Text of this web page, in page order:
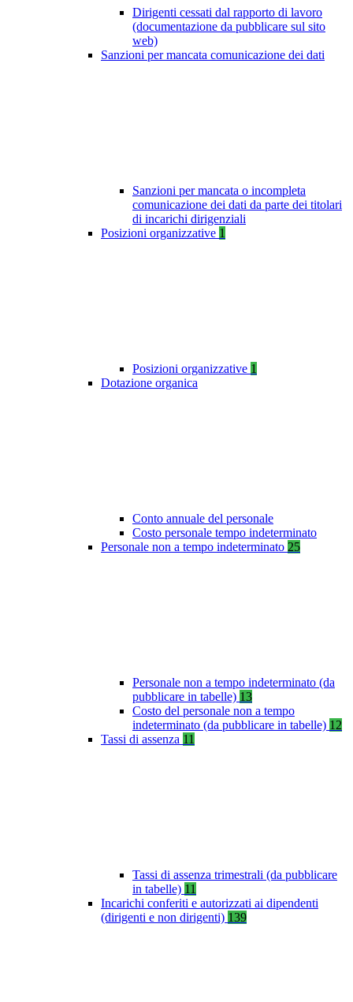
Dirigenti cessati dal rapporto di lavoro
(documentazione da pubblicare sul sito
web)
Sanzioni per mancata comunicazione dei dati
Sanzioni per mancata o incompleta
comunicazione dei dati da parte dei titolari
di incarichi dirigenziali
Posizioni organizzative 1
Posizioni organizzative 1
Dotazione organica
Conto annuale del personale
Costo personale tempo indeterminato
Personale non a tempo indeterminato 25
Personale non a tempo indeterminato (da
pubblicare in tabelle) 13
Costo del personale non a tempo
indeterminato (da pubblicare in tabelle) 12
Tassi di assenza 11
Tassi di assenza trimestrali (da pubblicare
in tabelle) 11
Incarichi conferiti e autorizzati ai dipendenti
(dirigenti e non dirigenti) 139